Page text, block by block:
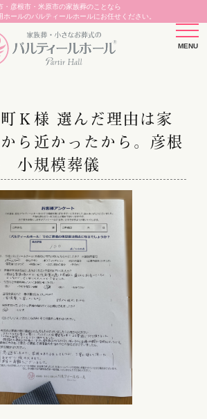
・彦根市・米原市の家族葬のことなら
ホールのパルティールホールにお任せください。
Ｋ様 選んだ理由は家
ら近かったから。彦根
規模葬儀